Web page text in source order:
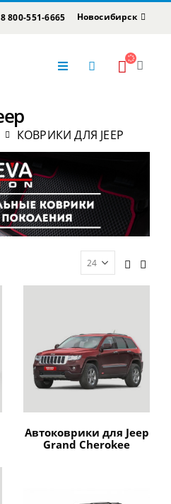
8 800-551-6665 Новосибирск
КОВРИКИ ДЛЯ JEEP
Автоковрики для Jeep
Grand Cherokee